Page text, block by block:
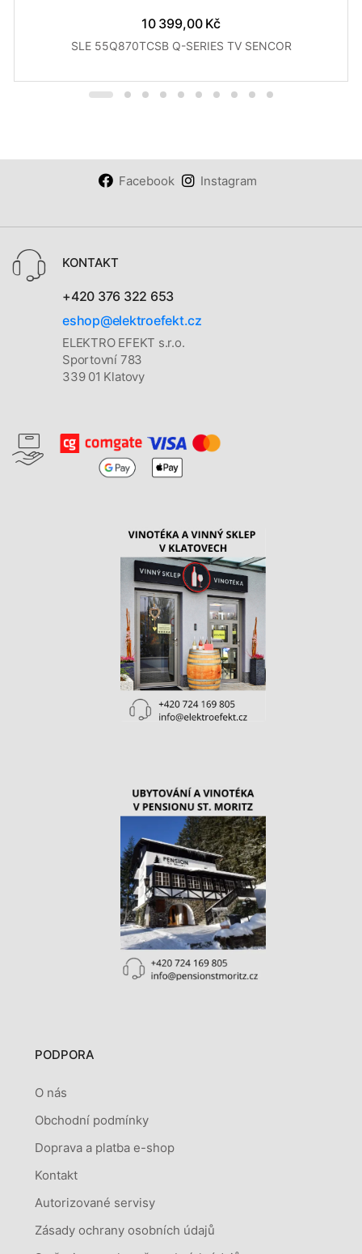
10 399,00 Kč
SLE 55Q870TCSB Q-SERIES TV SENCOR
Facebook Instagram
KONTAKT
+420 376 322 653
eshop@elektroefekt.cz
ELEKTRO EFEKT s.r.o.
Sportovní 783
339 01 Klatovy
PODPORA
O nás
Obchodní podmínky
Doprava a platba e-shop
Kontakt
Autorizované servisy
Zásady ochrany osobních údajů